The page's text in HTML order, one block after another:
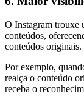
O Instagram trouxe
conteúdos,
conteúdos originais.
Por exemplo,
realça o conteúdo
receba o